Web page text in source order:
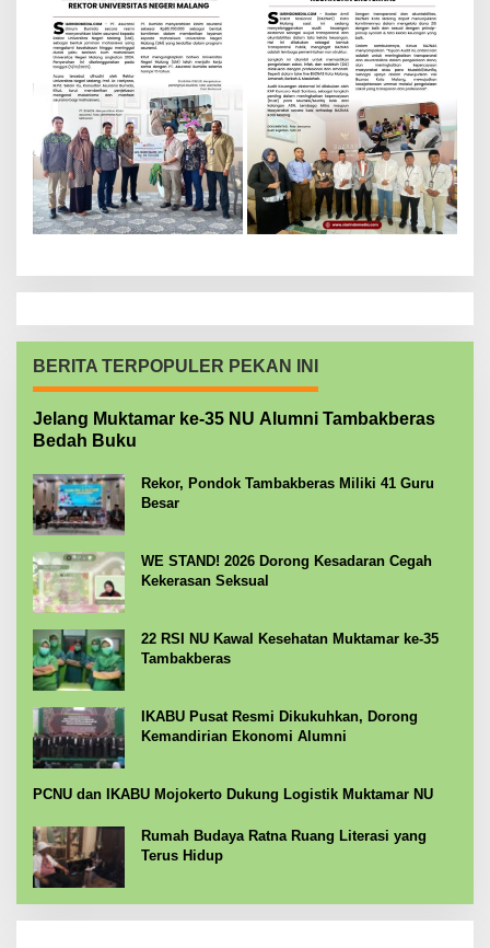
BERITA TERPOPULER PEKAN INI
Jelang Muktamar ke-35 NU Alumni Tambakberas
Bedah Buku
Rekor, Pondok Tambakberas Miliki 41 Guru
Besar
WE STAND! 2026 Dorong Kesadaran Cegah
Kekerasan Seksual
22 RSI NU Kawal Kesehatan Muktamar ke-35
Tambakberas
IKABU Pusat Resmi Dikukuhkan, Dorong
Kemandirian Ekonomi Alumni
PCNU dan IKABU Mojokerto Dukung Logistik Muktamar NU
Rumah Budaya Ratna Ruang Literasi yang
Terus Hidup